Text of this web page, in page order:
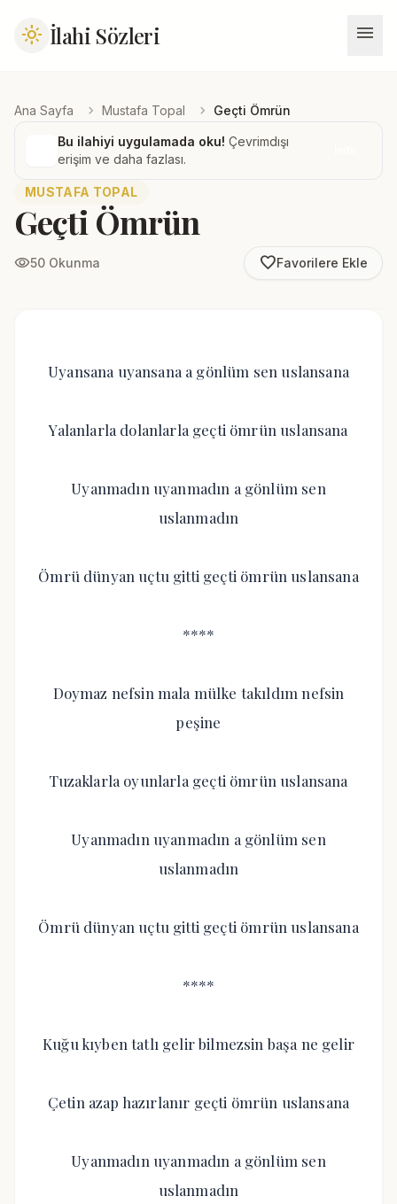
light_mode İlahi Sözleri menu
Ana Sayfa chevron_right Mustafa Topal chevron_right Geçti Ömrün
Bu ilahiyi uygulamada oku! Çevrimdışı
erişim ve daha fazlası.
MUSTAFA TOPAL
Geçti Ömrün
visibility50 Okunma favorite_borderFavorilere Ekle
Uyansana uyansana a gönlüm sen uslansana
Yalanlarla dolanlarla geçti ömrün uslansana
Uyanmadın uyanmadın a gönlüm sen
uslanmadın
Ömrü dünyan uçtu gitti geçti ömrün uslansana
****
Doymaz nefsin mala mülke takıldım nefsin
peşine
Tuzaklarla oyunlarla geçti ömrün uslansana
Uyanmadın uyanmadın a gönlüm sen
uslanmadın
Ömrü dünyan uçtu gitti geçti ömrün uslansana
****
Kuğu kıyben tatlı gelir bilmezsin başa ne gelir
Çetin azap hazırlanır geçti ömrün uslansana
Uyanmadın uyanmadın a gönlüm sen
uslanmadın